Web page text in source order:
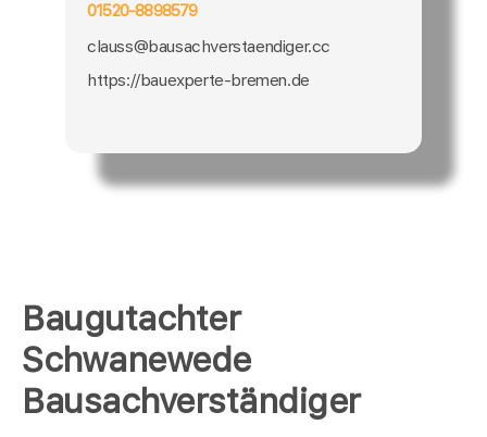
Baugutachter
Schwanewede
Bausachverständiger
01520-8898579
clauss@bausachverstaendiger.cc
https://bauexperte-bremen.de